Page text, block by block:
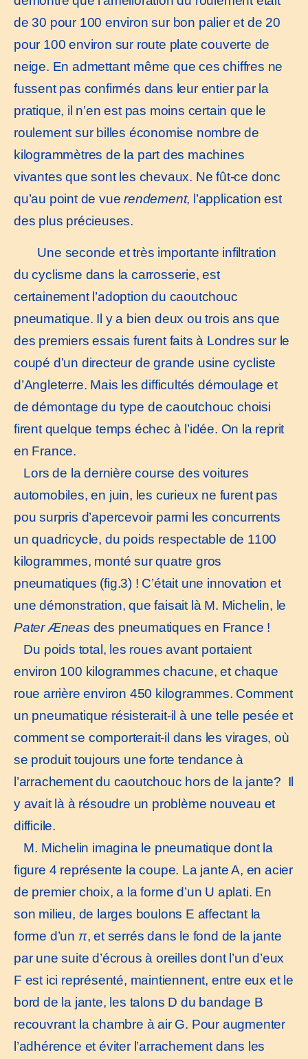
de 30 pour 100 environ sur bon palier et de 20
pour 100 environ sur route plate couverte de
neige. En admettant même que ces chiffres ne
fussent pas confirmés dans leur entier par la
pratique, il n’en est pas moins certain que le
roulement sur billes économise nombre de
kilogrammètres de la part des machines
vivantes que sont les chevaux. Ne fût-ce donc
qu’au point de vuerendement, l’application est
des plus précieuses.
Une seconde et très importante infiltration
du cyclisme dans la carrosserie, est
certainement l’adoption du caoutchouc
pneumatique. Il y a bien deux ou trois ans que
des premiers essais furent faits à Londres sur le
coupé d’un directeur de grande usine cycliste
d’Angleterre. Mais les difficultés démoulage et
de démontage du type de caoutchouc choisi
firent quelque temps échec à l’idée. On la reprit
en France.
Lors de la dernière course des voitures
automobiles, en juin, les curieux ne furent pas
pou surpris d’apercevoir parmi les concurrents
un quadricycle, du poids respectable de 1100
kilogrammes, monté sur quatre gros
pneumatiques (fig.3) ! C’était une innovation et
une démonstration, que faisait là M. Michelin, le
Pater Æneas des pneumatiques en France !
Du poids total, les roues avant portaient
environ 100 kilogrammes chacune, et chaque
roue arrière environ 450 kilogrammes. Comment
un pneumatique résisterait-il à une telle pesée et
comment se comporterait-il dans les virages, où
se produit toujours une forte tendance à
l’arrachement du caoutchouc hors de la jante? Il
y avait là à résoudre un problème nouveau et
difficile.
M. Michelin imagina le pneumatique dont la
figure 4 représente la coupe. La jante A, en acier
de premier choix, a la forme d’un U aplati. En
son milieu, de larges boulons E affectant la
forme d’un π, et serrés dans le fond de la jante
par une suite d’écrous à oreilles dont l’un d’eux
F est ici représenté, maintiennent, entre eux et le
bord de la jante, les talons D du bandage B
recouvrant la chambre à air G. Pour augmenter
l’adhérence et éviter l’arrachement dans les